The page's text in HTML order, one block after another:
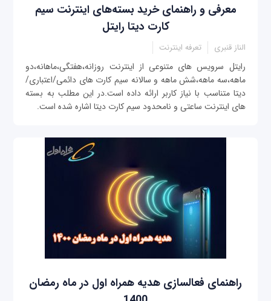
معرفی و راهنمای خرید بسته‌های اینترنت سیم
کارت دیتا رایتل
الناز قنبری تعرفه اینترنت
رایتل سرویس های متنوعی از اینترنت روزانه،هفتگی،ماهانه،دو
ماهه،سه ماهه،شش ماهه و سالانه سیم کارت های دائمی/اعتباری/
دیتا متناسب با نیاز کاربر ارائه داده است.در این مطلب به بسته
های اینترنت ساعتی و نامحدود سیم کارت دیتا اشاره شده است.
راهنمای فعالسازی هدیه همراه اول در ماه رمضان